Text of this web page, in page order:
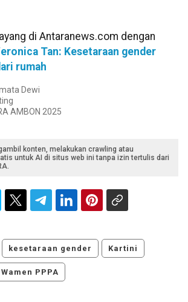
di Antaranews.com dengan
Tan: Kesetaraan gender
rumah
Dewi
AMBON 2025
konten, melakukan crawling atau
untuk AI di situs web ini tanpa izin tertulis dari
kesetaraan gender Kartini
Wamen PPPA